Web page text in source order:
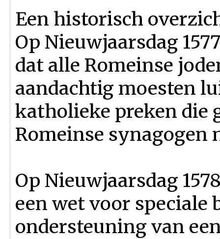
Een historisch
Op Nieuwjaarsdag
dat alle Romeinse
aandachtig moesten
katholieke preken die
Romeinse synagogen
Op Nieuwjaarsdag
een wet voor speciale
ondersteuning van